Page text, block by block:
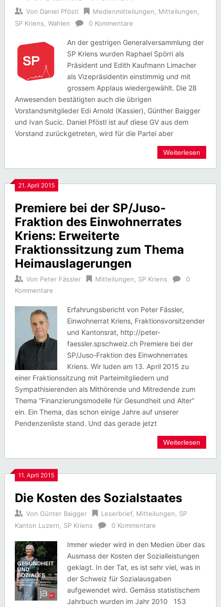
Von Daniel Pföstl Medienmitteilungen Mitteilungen
SP Kriens Wahlen 0 Kommentare
An der gestrigen Generalversammlung der
SP Kriens wurden Raphael Spörri als
Präsident und Edith Kaufmann Limacher
als Vizepräsidentin einstimmig und mit
grossem Applaus wiedergewählt. Die 28
Anwesenden bestätigten auch die übrigen
Vorstandsmitglieder Edi Arnold (Kassier), Günther Baigger
und Ivan Sucic. Daniel Pföstl ist auf diese GV aus dem
Vorstand zurückgetreten, wird für die Partei aber
Weiterlesen
21. April 2015
Premiere bei der SP/Juso-
Fraktion des Einwohnerrates
Kriens: Erweiterte
Fraktionssitzung zum Thema
Heimauslagerungen
Von Peter Fässler Mitteilungen SP Kriens
0
Kommentare
Erfahrungsbericht von Peter Fässler,
Einwohnerrat Kriens, Fraktionsvorsitzender
und Kantonsrat, http://peter-
faessler.spschweiz.ch Premiere bei der
SP/Juso-Fraktion des Einwohnerrates
Kriens. Wir luden am 13. April 2015 zu
einer Fraktionssitzung mit Parteimitgliedern und
Sympathisierenden als Mithörende und Mitredende zum
Thema “Finanzierungsmodelle für Gesundheit und Alter”
ein. Ein Thema, das schon einige Jahre auf unserer
Pendenzenliste stand. Und das gerade jetzt
Weiterlesen
11. April 2015
Die Kosten des Sozialstaates
Von Günter Baigger Leserbrief, Mitteilungen
SP
Kanton Luzern
SP Kriens 0 Kommentare
Immer wieder wird in den Medien über das
Ausmass der Kosten der Sozialleistungen
geklagt. In der Tat, es ist sehr viel, was in
der Schweiz für Sozialausgaben
aufgewendet wird. Gemäss statistischem
Jahrbuch wurden im Jahr 2010 153